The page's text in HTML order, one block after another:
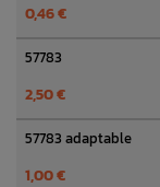
0,46 €
57783
2,50 €
57783 adaptable
1,00 €